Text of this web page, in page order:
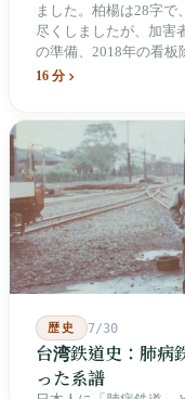
ました。柏楊は28字で
尽くしましたが、加害
の準備、2018年の看板
て、自らが行ったこと
16 分
歴史 7/30
台湾鉄道史：肺病
った系譜